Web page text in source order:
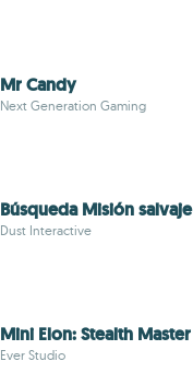
Mr Candy
Next Generation Gaming
Búsqueda Misión salvaje
Dust Interactive
Mini Elon: Stealth Master
Ever Studio